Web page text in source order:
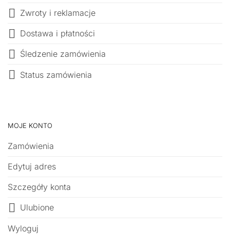
Zwroty i reklamacje
Dostawa i płatności
Śledzenie zamówienia
Status zamówienia
MOJE KONTO
Zamówienia
Edytuj adres
Szczegóły konta
Ulubione
Wyloguj